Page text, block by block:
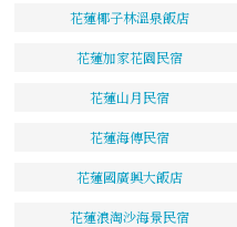
花蓮椰子林溫泉飯店
花蓮加家花園民宿
花蓮山月民宿
花蓮海傳民宿
花蓮國廣興大飯店
花蓮浪淘沙海景民宿